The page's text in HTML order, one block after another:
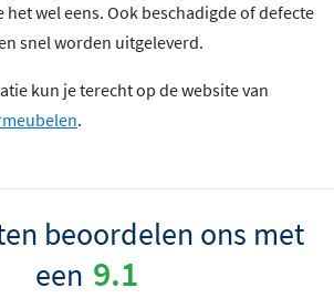
het wel eens. Ook beschadigde of defecte
snel worden uitgeleverd.
kun je terecht op de website van
.
beoordelen ons met
een 9.1